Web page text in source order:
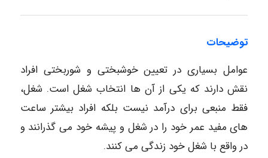
توضیحات
عوامل بسیاری در تعیین خوشبختی و شوربختی افراد
نقش دارند که یکی از آن ها انتخاب شغل است. شغل،
فقط منبعی برای درآمد نیست بلکه افراد بیشتر ساعت
های مفید عمر خود را در شغل و پیشه خود می گذرانند و
در واقع با شغل خود زندگی می کنند.